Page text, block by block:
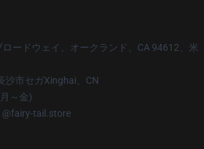
ロードウェイ、オークランド、CA 94612、米
沙市セガXinghai、CN
～金)
@fairy-tail.store